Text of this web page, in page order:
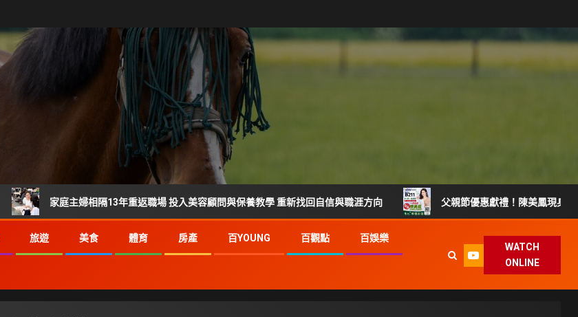
家庭主婦相隔13年重返職場 投入美容顧問與保養教學 重新找回自信與職涯方向 父親節優惠獻禮！陳美鳳現身世貿樂齡展
旅遊 美食 體育 房產 百YOUNG 百觀點 百娛樂
WATCH
ONLINE